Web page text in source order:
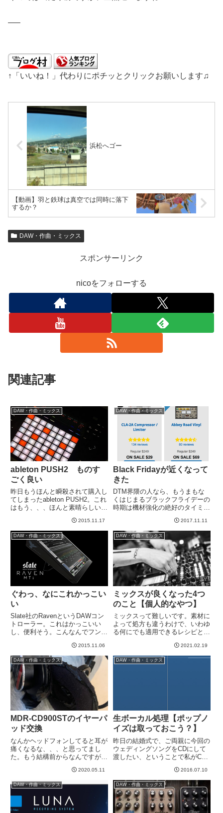
—–
↑「いいね！」代わりにポチッとクリックお願いします♫
浜松へゴー
【動画】羽と鉄球は真空では同時に落下
するか？
DAW・作曲・ミックス
スポンサーリンク
nicoをフォローする
関連記事
DAW・作曲・ミックス
ableton PUSH2 ものす
ごく良い
昨日もうほんと瞬殺されて購入し
てしまったableton PUSH2。これ
はもう、、、ほんと素晴らしい。
た。今日はかなり眠いです
wableton LIVEというDAWの専用
コントローラーなのですが、もう
あらゆるフ...
2015.11.17
DAW・作曲・ミックス
Black Fridayが近くなって
きた
DTM界隈の人なら、もうまもな
くはじまるブラックフライデーの
時期は機材強化の絶好のタイミン
ソフトは、買うのをあと１〜２週
間我慢すると、かなりお得に買え
ることは間違い無いでしょう＾＾
なにしろ黒金週間に入ると、各...
2017.11.11
DAW・作曲・ミックス
ぐわっ、なにこれかっこい
い
Slate社のRavenというDAWコン
トローラー。これはかっこいい
し、便利そう。こんなんでフンフ
俺カコイイ、遊びをしたいもので
す。バカ高いのかと思ったら999
ドル。アップルのモニター(はか
っこいいが高め)と同...
2015.11.06
DAW・作曲・ミックス
ミックスが良くなった4つ
のこと【個人的なやつ】
ミックスって難しいです。素材に
よって処方も違うわけで、いわゆ
る何にでも適用できるレシピとい
プでXXdB叩いて、、EQで300hz
あたりをああしてこうして、、、
なんて処方箋的な話もでてくるの
2021.02.19
DAW・作曲・ミックス
MDR-CD900STのイヤーパ
ッド交換
なんかヘッドフォンしてると耳が
痛くなるな、、、と思ってまし
た。もう結構前からなんですが。
る？？パッドが完全にへたり、中
のスピーカーユニットが耳に当た
りそうになってます。。。こりゃ
あ耳が痛くなるはずだよ。。。た
2020.05.11
DAW・作曲・ミックス
生ボーカル処理【ポップノ
イズは取っておこう？】
昨日の結婚式で、ご両親に今回の
ウェディングソングをCDにして
渡したい、ということで私がCD
曜日に大連から帰ってきて作業す
ると、、、うーん、どうもこれま
で気づかないふりしてたのです
が、なんかたまに妙なノイズ感が
あ...
2016.07.10
DAW・作曲・ミックス DAW・作曲・ミックス